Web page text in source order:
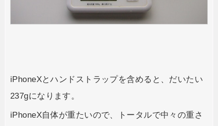
iPhoneXとハンドストラップを含めると、だいたい
237gになります。
iPhoneX自体が重たいので、トータルで中々の重さ